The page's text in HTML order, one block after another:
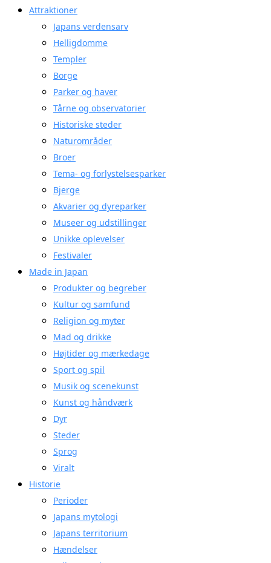
Attraktioner
Japans verdensarv
Helligdomme
Templer
Borge
Parker og haver
Tårne og observatorier
Historiske steder
Naturområder
Broer
Tema- og forlystelsesparker
Bjerge
Akvarier og dyreparker
Museer og udstillinger
Unikke oplevelser
Festivaler
Made in Japan
Produkter og begreber
Kultur og samfund
Religion og myter
Mad og drikke
Højtider og mærkedage
Sport og spil
Musik og scenekunst
Kunst og håndværk
Dyr
Steder
Sprog
Viralt
Historie
Perioder
Japans mytologi
Japans territorium
Hændelser